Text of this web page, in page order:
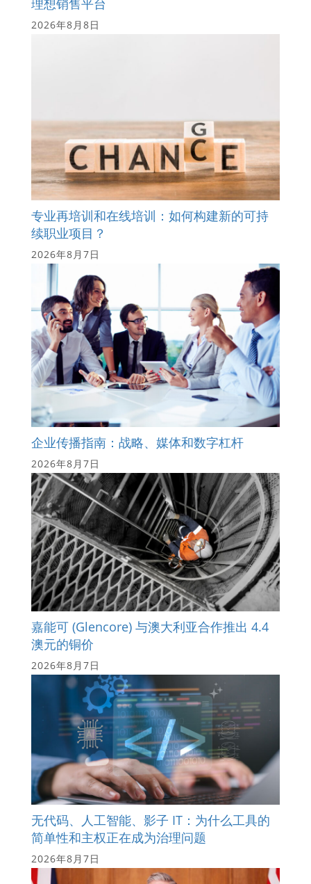
理想销售平台
2026年8月8日
专业再培训和在线培训：如何构建新的可持
续职业项目？
2026年8月7日
企业传播指南：战略、媒体和数字杠杆
2026年8月7日
嘉能可 (Glencore) 与澳大利亚合作推出 4.4
澳元的铜价
2026年8月7日
无代码、人工智能、影子 IT：为什么工具的
简单性和主权正在成为治理问题
2026年8月7日